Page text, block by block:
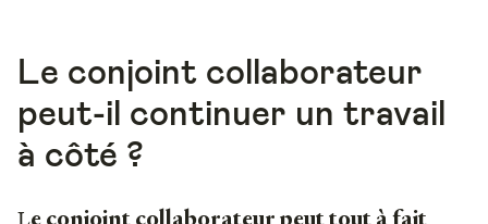
Le conjoint collaborateur
peut-il continuer un travail
à côté ?
Le conjoint collaborateur peut tout à fait